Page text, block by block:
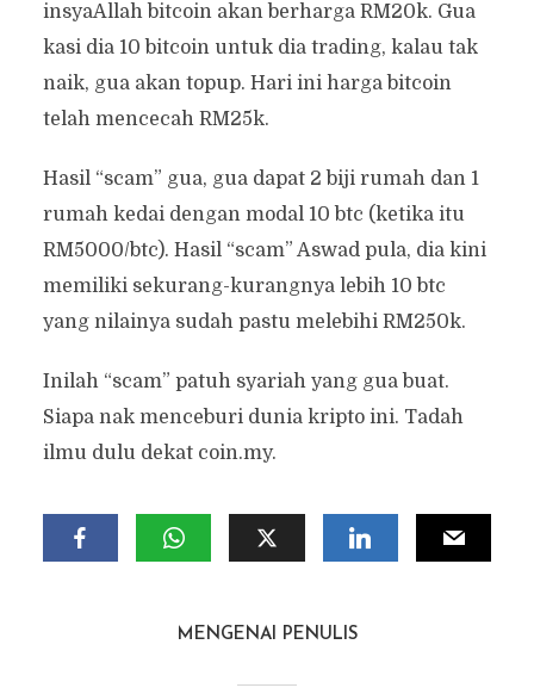
insyaAllah bitcoin akan berharga RM20k. Gua
kasi dia 10 bitcoin untuk dia trading, kalau tak
naik, gua akan topup. Hari ini harga bitcoin
telah mencecah RM25k.
Hasil “scam” gua, gua dapat 2 biji rumah dan 1
rumah kedai dengan modal 10 btc (ketika itu
RM5000/btc). Hasil “scam” Aswad pula, dia kini
memiliki sekurang-kurangnya lebih 10 btc
yang nilainya sudah pastu melebihi RM250k.
Inilah “scam” patuh syariah yang gua buat.
Siapa nak menceburi dunia kripto ini. Tadah
ilmu dulu dekat coin.my.
MENGENAI PENULIS